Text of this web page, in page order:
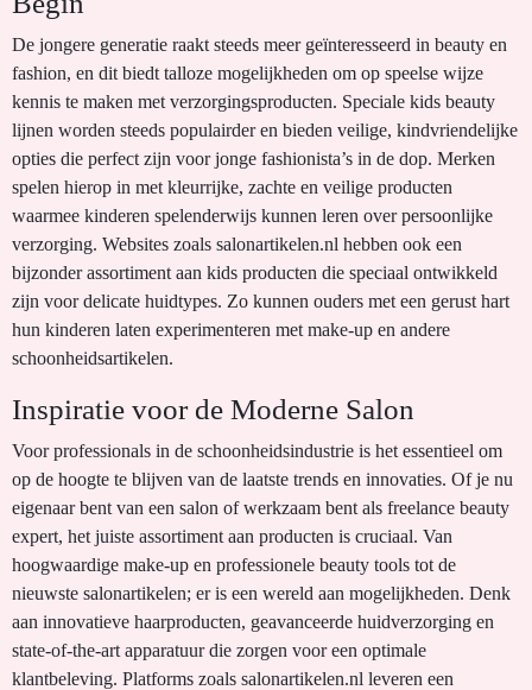
De jongere generatie raakt steeds meer geïnteresseerd in beauty en
fashion, en dit biedt talloze mogelijkheden om op speelse wijze
kennis te maken met verzorgingsproducten. Speciale kids beauty
lijnen worden steeds populairder en bieden veilige, kindvriendelijke
opties die perfect zijn voor jonge fashionista’s in de dop. Merken
spelen hierop in met kleurrijke, zachte en veilige producten
waarmee kinderen spelenderwijs kunnen leren over persoonlijke
verzorging. Websites zoals salonartikelen.nl hebben ook een
bijzonder assortiment aan kids producten die speciaal ontwikkeld
zijn voor delicate huidtypes. Zo kunnen ouders met een gerust hart
hun kinderen laten experimenteren met make-up en andere
schoonheidsartikelen.
Inspiratie voor de Moderne Salon
Voor professionals in de schoonheidsindustrie is het essentieel om
op de hoogte te blijven van de laatste trends en innovaties. Of je nu
eigenaar bent van een salon of werkzaam bent als freelance beauty
expert, het juiste assortiment aan producten is cruciaal. Van
hoogwaardige make-up en professionele beauty tools tot de
nieuwste salonartikelen; er is een wereld aan mogelijkheden. Denk
aan innovatieve haarproducten, geavanceerde huidverzorging en
state-of-the-art apparatuur die zorgen voor een optimale
klantbeleving. Platforms zoals salonartikelen.nl leveren een